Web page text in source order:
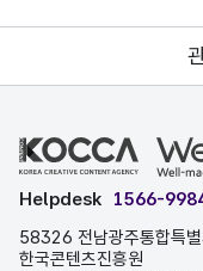
Helpdesk 1566-
58326 전남광주통합특
한국콘텐츠진흥원